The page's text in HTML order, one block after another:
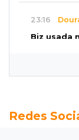
23:16
Biz usada
árvore
Redes